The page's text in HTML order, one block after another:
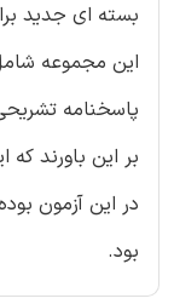
بسته ای جدید
این مجموعه
پاسخنامه
بر این باورند
در این آزمون
بود.